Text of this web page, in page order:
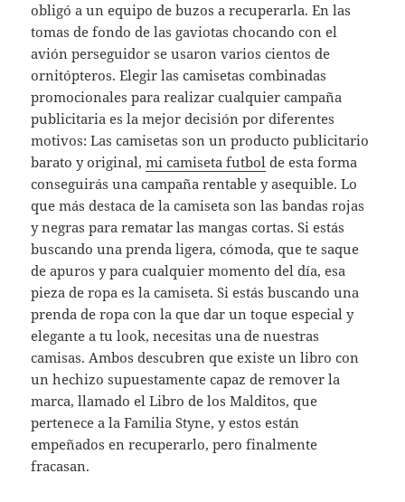
obligó a un equipo de buzos a recuperarla. En las
tomas de fondo de las gaviotas chocando con el
avión perseguidor se usaron varios cientos de
ornitópteros. Elegir las camisetas combinadas
promocionales para realizar cualquier campaña
publicitaria es la mejor decisión por diferentes
motivos: Las camisetas son un producto publicitario
barato y original,mi camiseta futbol de esta forma
conseguirás una campaña rentable y asequible. Lo
que más destaca de la camiseta son las bandas rojas
y negras para rematar las mangas cortas. Si estás
buscando una prenda ligera, cómoda, que te saque
de apuros y para cualquier momento del día, esa
pieza de ropa es la camiseta. Si estás buscando una
prenda de ropa con la que dar un toque especial y
elegante a tu look, necesitas una de nuestras
camisas. Ambos descubren que existe un libro con
un hechizo supuestamente capaz de remover la
marca, llamado el Libro de los Malditos, que
pertenece a la Familia Styne, y estos están
empeñados en recuperarlo, pero finalmente
fracasan.